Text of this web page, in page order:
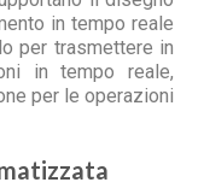
in tempo reale
per trasmettere in
in tempo reale,
per le operazioni